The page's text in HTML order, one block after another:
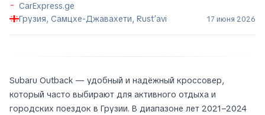
CarExpress.ge
Грузия, Самцхе-Джавахети, Rust’avi
17 июня 2026
Subaru Outback — удобный и надёжный кроссовер,
который часто выбирают для активного отдыха и
городских поездок в Грузии. В диапазоне лет 2021–2024